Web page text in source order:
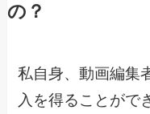
の？
私自身、動画編集
入を得ることがで